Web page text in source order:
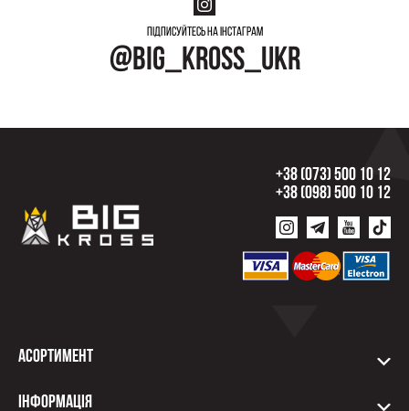
Підписуйтесь на інстаграм
@big_kross_ukr
+38 (073) 500 10 12
+38 (098) 500 10 12
Асортимент
Інформація